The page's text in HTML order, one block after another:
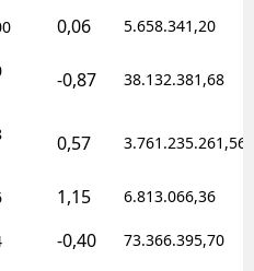
0,06 5.658.341,20
-0,87 38.132.381,68
0,57 3.761.235.261,56
1,15 6.813.066,36
-0,40 73.366.395,70